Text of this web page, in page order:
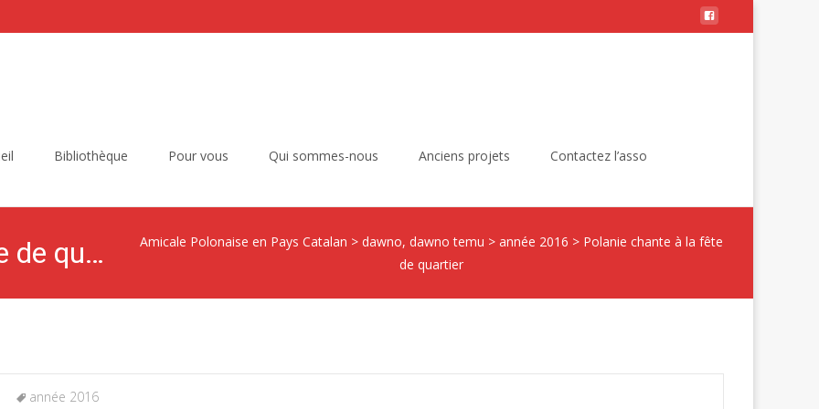
Bibliothèque Pour vous Qui sommes-nous Anciens projets Contactez l’asso
Polanie chante à la fête de quartier Amicale Polonaise en Pays Catalan > dawno, dawno temu > année 2016 > Polanie chante à la fête
de quartier
année 2016